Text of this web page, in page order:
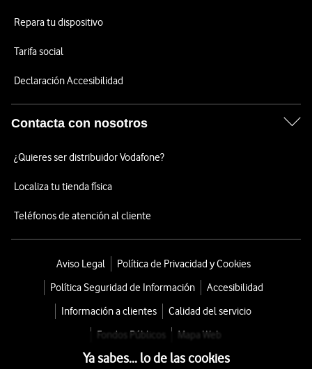
Repara tu dispositivo
Tarifa social
Declaración Accesibilidad
Contacta con nosotros
¿Quieres ser distribuidor Vodafone?
Localiza tu tienda física
Teléfonos de atención al cliente
Aviso Legal
Política de Privacidad y Cookies
Política Seguridad de Información
Accesibilidad
Información a clientes
Calidad del servicio
Fondos Públicos
Mapa Web
Ya sabes... lo de las cookies